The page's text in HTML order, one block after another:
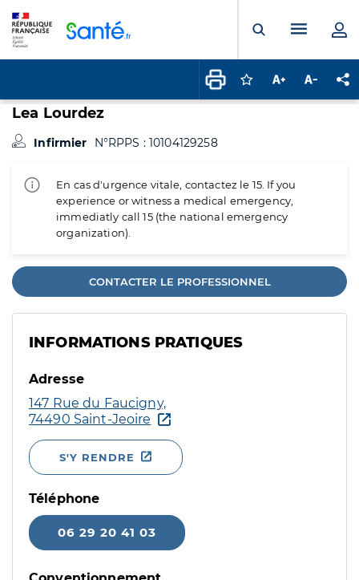
Ouvrir laMenu
Connectez-vous
Augmenter la
Lea Lourdez
Infirmier N°RPPS : 10104129258
En cas d'urgence vitale, contactez le 15. If you
experience or witness a medical emergency,
immediatly call 15 (the national emergency
organization).
CONTACTER LE PROFESSIONNEL
INFORMATIONS PRATIQUES
Adresse
147 Rue du Faucigny,
74490 Saint-Jeoire
S'Y RENDRE
Téléphone
06 29 20 41 03